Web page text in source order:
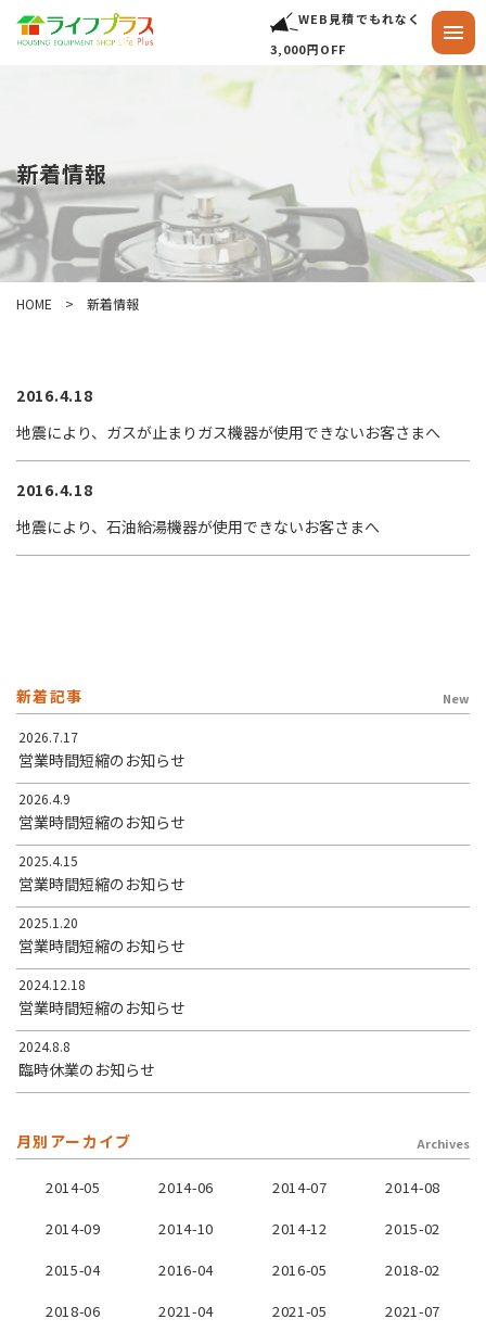
WEB見積でもれなく
3,000円OFF
新着情報
HOME 新着情報
2016.4.18
地震により、ガスが止まりガス機器が使用できないお客さまへ
2016.4.18
地震により、石油給湯機器が使用できないお客さまへ
新着記事 New
2026.7.17
営業時間短縮のお知らせ
2026.4.9
営業時間短縮のお知らせ
2025.4.15
営業時間短縮のお知らせ
2025.1.20
営業時間短縮のお知らせ
2024.12.18
営業時間短縮のお知らせ
2024.8.8
臨時休業のお知らせ
月別アーカイブ Archives
2014-05 2014-06 2014-07
2014-08
2014-09
2014-10 2014-12
2015-02
2015-04
2016-04 2016-05
2018-02
2018-06
2021-04 2021-05
2021-07